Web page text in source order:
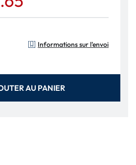
Informations sur l'envoi
AU PANIER